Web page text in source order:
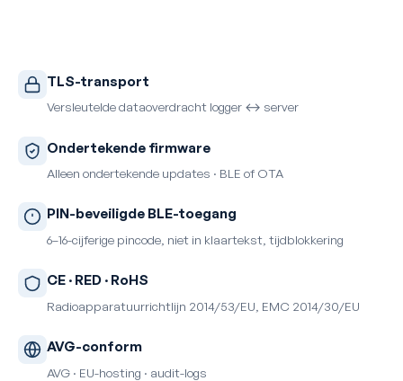
TLS-transport
Versleutelde dataoverdracht logger ↔ server
Ondertekende firmware
Alleen ondertekende updates · BLE of OTA
PIN-beveiligde BLE-toegang
6–16-cijferige pincode, niet in klaartekst, tijdblokkering
CE · RED · RoHS
Radioapparatuurrichtlijn 2014/53/EU, EMC 2014/30/EU
AVG-conform
AVG · EU-hosting · audit-logs